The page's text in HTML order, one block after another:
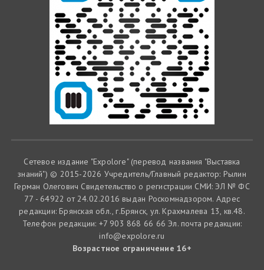
Сетевое издание "Expolore" (перевод названия "Выставка
знаний") © 2015-2026 Учредитель/Главный редактор: Рылин
Герман Олегович Cвидетельство о регистрации СМИ: ЭЛ № ФС
77 - 64922 от 24.02.2016 выдан Роскомнадзором. Адрес
редакции: Брянская обл., г.Брянск, ул. Крахмалева 13, кв.48.
Телефон редакции: +7 903 868 66 66 Эл. почта редакции:
info@expolore.ru
Возрастное ограничение 16+